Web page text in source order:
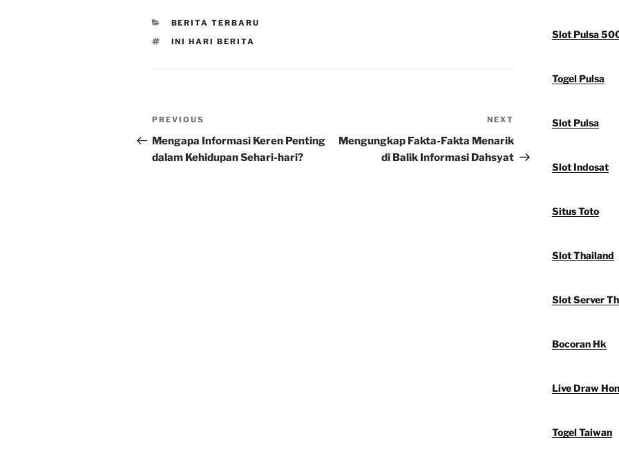
CATEGORIES
BERITA TERBARU
TAGS
INI HARI BERITA
Post
navigation
Previous
Post
PREVIOUS
Mengapa Informasi Keren Penting
dalam Kehidupan Sehari-hari?
Post
NEXT
Mengungkap Fakta-Fakta Menarik
di Balik Informasi Dahsyat
Slot Pulsa
Togel Pulsa
Slot Pulsa
Slot Indosat
Situs Toto
Slot Thailand
Slot Server
Bocoran Hk
Live Draw
Togel Taiwan